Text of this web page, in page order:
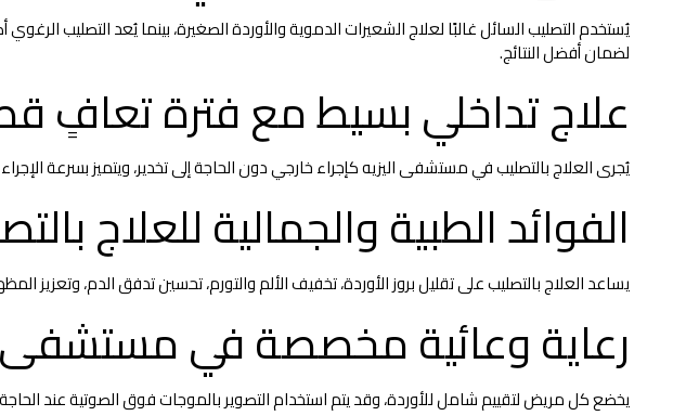
يُستخدم التصليب السائل غالبًا لعلاج الشعيرات الدموية والأوردة الصغيرة، بينما يُعد التصليب
لضمان أفضل النتائج.
علاج تداخلي بسيط مع فترة تعافٍ
يُجرى العلاج بالتصليب في مستشفى اليزيه كإجراء خارجي دون الحاجة إلى تخدير، ويتميز بسرعة
الفوائد الطبية والجمالية للعلاج
يساعد العلاج بالتصليب على تقليل بروز الأوردة، تخفيف الألم والتورم، تحسين تدفق الدم، وتعزيز
رعاية وعائية مخصصة في مستشفى
يخضع كل مريض لتقييم شامل للأوردة، وقد يتم استخدام التصوير بالموجات فوق الصوتية عند